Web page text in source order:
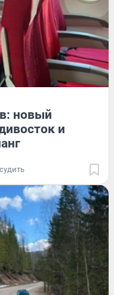
новый
и